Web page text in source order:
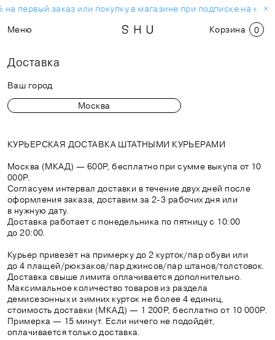
на первый заказ или покупку в магазине при подписке на
Меню
Корзина 0
Доставка
Ваш город
КУРЬЕРСКАЯ ДОСТАВКА ШТАТНЫМИ КУРЬЕРАМИ
Москва (МКАД) — 600Р, бесплатно при сумме выкупа от 10
000Р.
Согласуем интервал доставки в течение двух дней после
оформления заказа, доставим за 2-3 рабочих дня или
в нужную дату.
Доставка работает с понедельника по пятницу с 10:00
до 20:00.
Курьер привезёт на примерку до 2 курток/пар обуви или
до 4 плащей/рюкзаков/пар джинсов/пар штанов/толстовок.
Доставка свыше лимита оплачивается дополнительно.
Максимальное количество товаров из раздела
демисезонных и зимних курток не более 4 единиц,
стоимость доставки (МКАД) — 1 200Р, бесплатно от 10 000Р.
Примерка — 15 минут. Если ничего не подойдёт,
оплачивается только доставка.